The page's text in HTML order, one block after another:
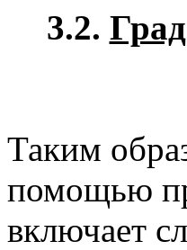
3.2.
Таким
помощью
включает